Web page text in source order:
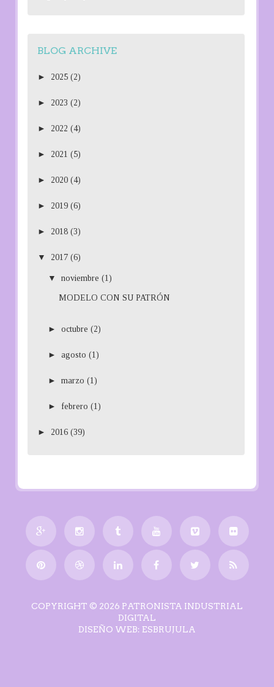
BLOG ARCHIVE
► 2025 (2)
► 2023 (2)
► 2022 (4)
► 2021 (5)
► 2020 (4)
► 2019 (6)
► 2018 (3)
▼ 2017 (6)
▼ noviembre (1)
MODELO CON SU PATRÓN
► octubre (2)
► agosto (1)
► marzo (1)
► febrero (1)
► 2016 (39)
COPYRIGHT © 2026 PATRONISTA INDUSTRIAL
DIGITAL
DISEÑO WEB: ESBRUJULA